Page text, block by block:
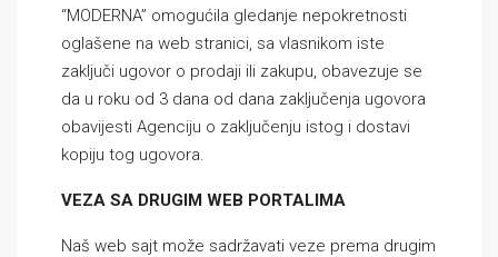
“MODERNA” omogućila gledanje nepokretnosti
oglašene na web stranici, sa vlasnikom iste
zaključi ugovor o prodaji ili zakupu, obavezuje se
da u roku od 3 dana od dana zaključenja ugovora
obavijesti Agenciju o zaključenju istog i dostavi
kopiju tog ugovora.
VEZA SA DRUGIM WEB PORTALIMA
Naš web sajt može sadržavati veze prema drugim